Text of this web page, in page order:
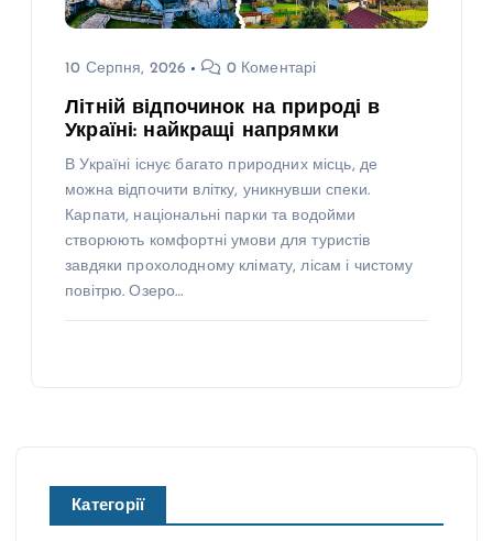
10 Серпня, 2026 0 Коментарі
Літній відпочинок на природі в
Україні: найкращі напрямки
В Україні існує багато природних місць, де
можна відпочити влітку, уникнувши спеки.
Карпати, національні парки та водойми
створюють комфортні умови для туристів
завдяки прохолодному клімату, лісам і чистому
повітрю. Озеро…
Категорії